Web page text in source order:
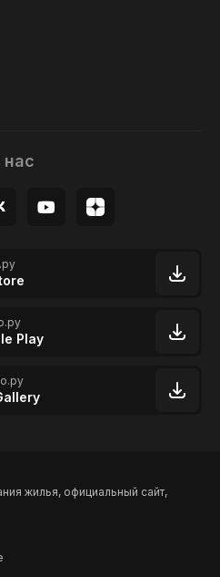
Play
жилья, официальный сайт,